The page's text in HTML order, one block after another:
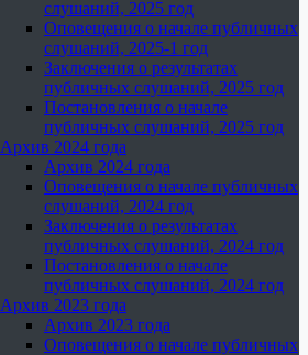
слушаний, 2025 год
Оповещения о начале публичных
слушаний, 2025-1 год
Заключения о результатах
публичных слушаний, 2025 год
Постановления о начале
публичных слушаний, 2025 год
Архив 2024 года
Архив 2024 года
Оповещения о начале публичных
слушаний, 2024 год
Заключения о результатах
публичных слушаний, 2024 год
Постановления о начале
публичных слушаний, 2024 год
Архив 2023 года
Архив 2023 года
Оповещения о начале публичных